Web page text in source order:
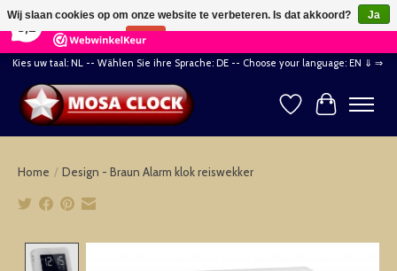
164 Reviews ×
Kies uw taal: NL -- Wählen Sie ihre Sprache: DE -- Choose your language: EN ⇓ ⇒
Verlanglijst
Home / Design - Braun Alarm klok reiswekker
Wij slaan cookies op om onze website te verbeteren. Is dat akkoord?
Ja
Nee